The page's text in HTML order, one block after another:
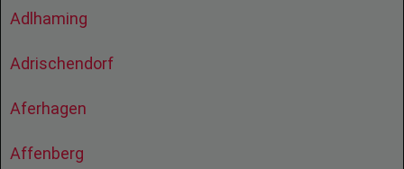
Adlhaming
Adrischendorf
Aferhagen
Affenberg